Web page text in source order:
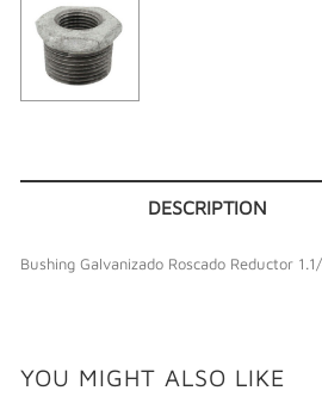
DESCRIPTION
Bushing Galvanizado Roscado Reductor
YOU MIGHT ALSO LIKE